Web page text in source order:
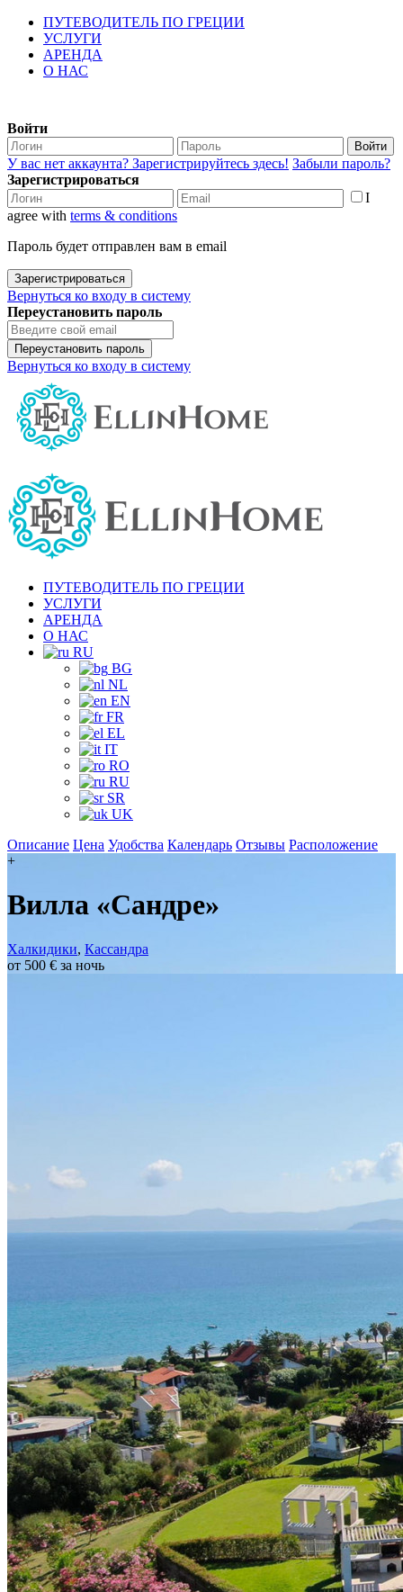
ПУТЕВОДИТЕЛЬ ПО ГРЕЦИИ
УСЛУГИ
АРЕНДА
О НАС
Войти
Войти
У вас нет аккаунта? Зарегистрируйтесь здесь! Забыли пароль?
Зарегистрироваться
I
agree with terms & conditions
Пароль будет отправлен вам в email
Зарегистрироваться
Вернуться ко входу в систему
Переустановить пароль
Переустановить пароль
Вернуться ко входу в систему
ПУТЕВОДИТЕЛЬ ПО ГРЕЦИИ
УСЛУГИ
АРЕНДА
О НАС
RU
BG
NL
EN
FR
EL
IT
RO
RU
SR
UK
Описание Цена Удобства Календарь Отзывы Расположение
+
Вилла «Сандре»
Халкидики, Кассандра
от 500 € за ночь